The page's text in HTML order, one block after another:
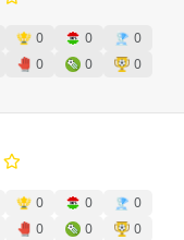
0 0
0
0 0
0
0 0
0
0 0
0